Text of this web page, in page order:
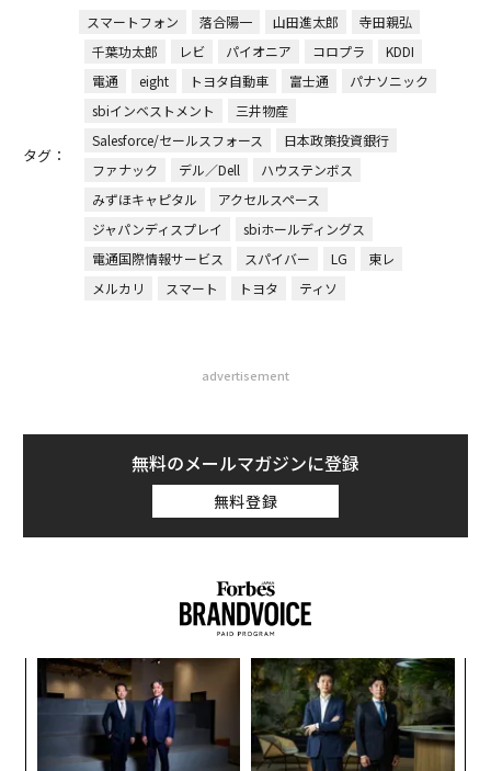
タグ：
スマートフォン 落合陽一 山田進太郎
寺田親弘
千葉功太郎
レビ パイオニア コロプラ
KDDI
電通
eight トヨタ自動車 富士通
パナソニック
sbiインベストメント
三井物産
Salesforce/セールスフォース
日本政策投資銀行
ファナック
デル／Dell
ハウステンボス
みずほキャピタル
アクセルスペース
ジャパンディスプレイ
sbiホールディングス
電通国際情報サービス
スパイバー LG
東レ
メルカリ
スマート トヨタ ティソ
advertisement
無料のメールマガジンに登録
無料登録